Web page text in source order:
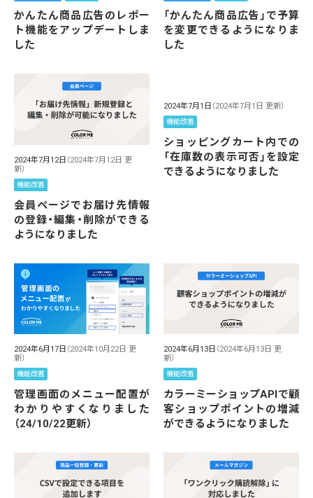
かんたん商品広告のレポー
ト機能をアップデートしま
した
「かんたん商品広告」で予算
を変更できるようになりま
した
2024年7月12日 （2024年7月12日 更
新）
機能改善
会員ページでお届け先情報
の登録・編集・削除ができる
ようになりました
2024年7月1日 （2024年7月1日 更新）
機能改善
ショッピングカート内での
「在庫数の表示可否」を設定
できるようになりました
2024年6月17日 （2024年10月22日 更
新）
機能改善
管理画面のメニュー配置が
わかりやすくなりました
（24/10/22更新）
2024年6月13日 （2024年6月13日 更
新）
機能改善
カラーミーショップAPIで顧
客ショップポイントの増減
ができるようになりました